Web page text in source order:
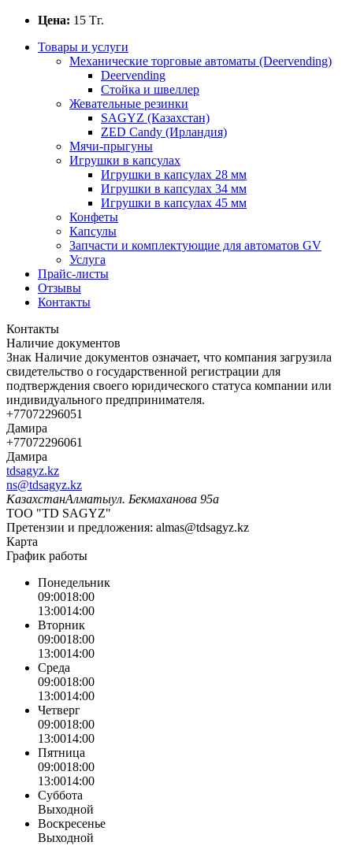
Цена: 15 Тг.
Товары и услуги
Механические торговые автоматы (Deervending)
Deervending
Стойка и швеллер
Жевательные резинки
SAGYZ (Казахстан)
ZED Candy (Ирландия)
Мячи-прыгуны
Игрушки в капсулах
Игрушки в капсулах 28 мм
Игрушки в капсулах 34 мм
Игрушки в капсулах 45 мм
Конфеты
Капсулы
Запчасти и комплектующие для автоматов GV
Услуга
Прайс-листы
Отзывы
Контакты
Контакты
Наличие документов
Знак Наличие документов означает, что компания загрузила
свидетельство о государственной регистрации для
подтверждения своего юридического статуса компании или
индивидуального предпринимателя.
+77072296051
Дамира
+77072296061
Дамира
tdsagyz.kz
ns@tdsagyz.kz
КазахстанАлматыул. Бекмаханова 95а
ТОО "TD SAGYZ"
Претензии и предложения: almas@tdsagyz.kz
Карта
График работы
Понедельник
09:0018:00
13:0014:00
Вторник
09:0018:00
13:0014:00
Среда
09:0018:00
13:0014:00
Четверг
09:0018:00
13:0014:00
Пятница
09:0018:00
13:0014:00
Суббота
Выходной
Воскресенье
Выходной